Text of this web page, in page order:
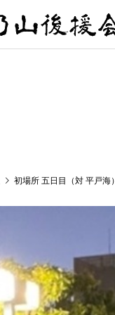
初場所 五日目（対 平戸海）